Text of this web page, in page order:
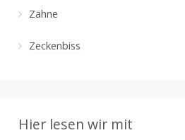
Zähne
Zeckenbiss
Hier lesen wir mit